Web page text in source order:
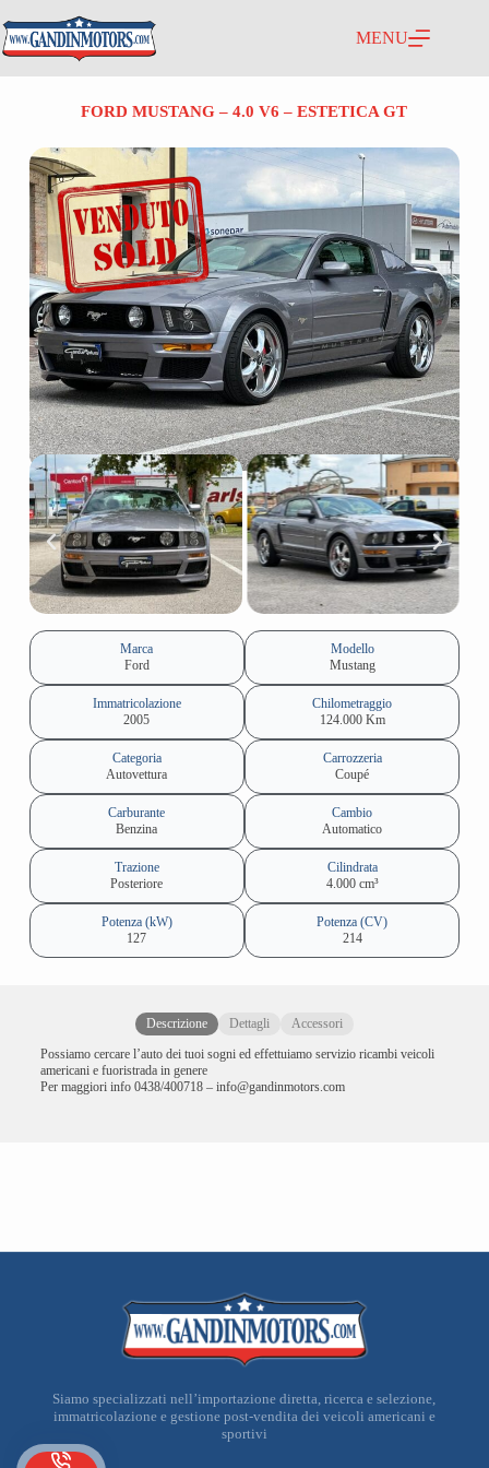
MENU
FORD MUSTANG – 4.0 V6 – ESTETICA GT
Marca
Ford
Modello
Mustang
Immatricolazione
2005
Chilometraggio
124.000 Km
Categoria
Autovettura
Carrozzeria
Coupé
Carburante
Benzina
Cambio
Automatico
Trazione
Posteriore
Cilindrata
4.000 cm³
Potenza (kW)
127
Potenza (CV)
214
Descrizione Dettagli
Accessori
Possiamo cercare l’auto dei tuoi sogni ed effettuiamo servizio ricambi veicoli
americani e fuoristrada in genere
Per maggiori info 0438/400718 – info@gandinmotors.com
Siamo specializzati nell’importazione diretta, ricerca e selezione,
immatricolazione e gestione post-vendita dei veicoli americani e
sportivi